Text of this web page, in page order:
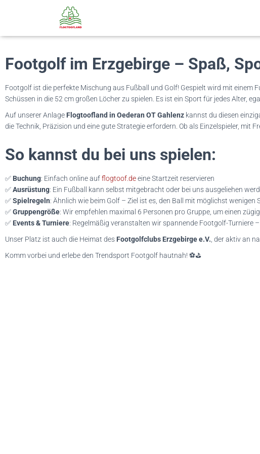
Footgolf im Erzgebirge – Spaß,
Footgolf ist die perfekte Mischung aus Fußball und Golf! Gespielt wird mit einem
Schüssen in die 52 cm großen Löcher zu spielen. Es ist ein Sport für jedes Alter,
Auf unserer Anlage Flogtoofland in Oederan OT Gahlenz kannst du diesen
die Technik, Präzision und eine gute Strategie erfordern. Ob als Einzelspieler, mit
So kannst du bei uns spielen:
✅ Buchung: Einfach online aufflogtoof.deeine Startzeit reservieren
✅Ausrüstung: Ein Fußball kann selbst mitgebracht oder bei uns ausgeliehen
✅Spielregeln: Ähnlich wie beim Golf – Ziel ist es, den Ball mit möglichst wenigen
✅Gruppengröße: Wir empfehlen maximal 6 Personen pro Gruppe, um einen
✅ Events & Turniere: Regelmäßig veranstalten wir spannende Footgolf-Turniere –
Unser Platz ist auch die Heimat des Footgolfclubs Erzgebirge e.V. , der aktiv an
Komm vorbei und erlebe den Trendsport Footgolf hautnah! ⚽⛳